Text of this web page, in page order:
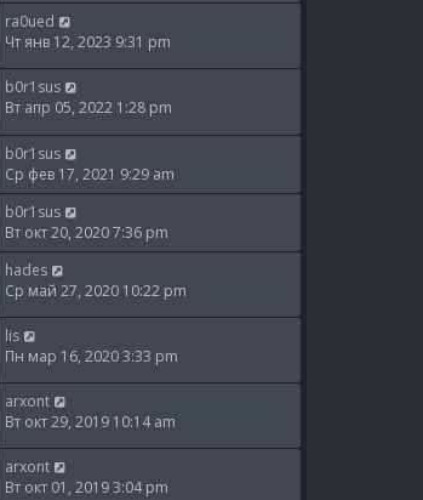
ra0ued
Чт янв 12, 2023 9:31 pm
b0r1sus
Вт апр 05, 2022 1:28 pm
b0r1sus
Ср фев 17, 2021 9:29 am
b0r1sus
Вт окт 20, 2020 7:36 pm
hades
Ср май 27, 2020 10:22 pm
lis
Пн мар 16, 2020 3:33 pm
arxont
Вт окт 29, 2019 10:14 am
arxont
Вт окт 01, 2019 3:04 pm